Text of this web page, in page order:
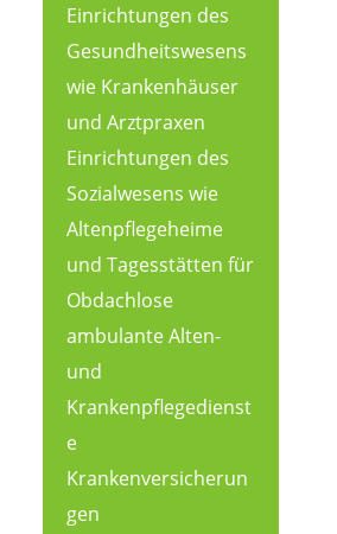
Einrichtungen des
Gesundheitswesens
wie Krankenhäuser
und Arztpraxen
Einrichtungen des
Sozialwesens wie
Altenpflegeheime
und Tagesstätten für
Obdachlose
ambulante Alten-
und
Krankenpflegedienst
e
Krankenversicherun
gen